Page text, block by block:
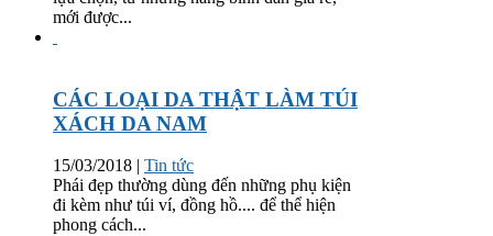
mới được...
CÁC LOẠI DA THẬT LÀM TÚI
XÁCH DA NAM
15/03/2018 | Tin tức
Phái đẹp thường dùng đến những phụ kiện
đi kèm như túi ví, đồng hồ.... để thể hiện
phong cách...